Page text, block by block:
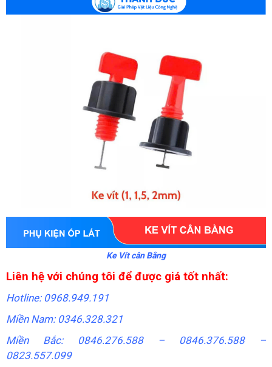
Ke Vít cân Bằng
Liên hệ với chúng tôi để được giá tốt nhất:
Hotline: 0968.949.191
Miền Nam: 0346.328.321
Miền Bắc: 0846.276.588 – 0846.376.588 –
0823.557.099